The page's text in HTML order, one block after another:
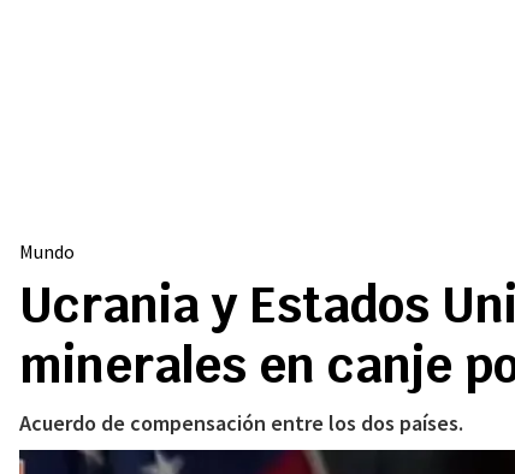
Mundo
Ucrania y Estados
minerales en canje
Acuerdo de compensación entre los dos países.